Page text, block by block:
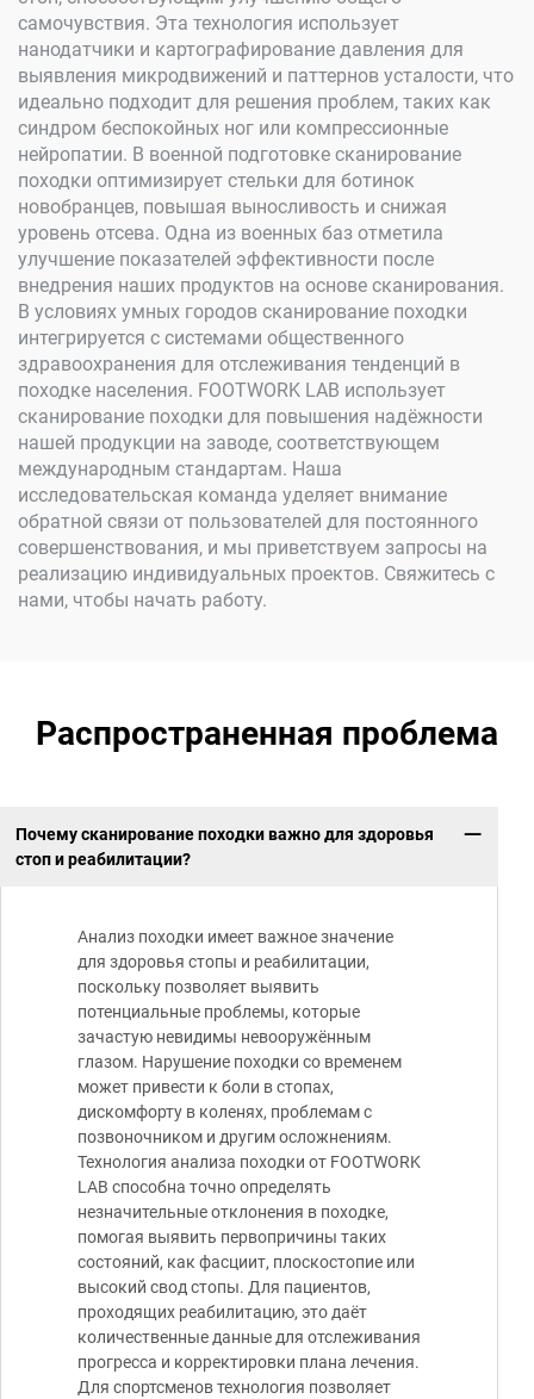
самочувствия. Эта технология использует
нанодатчики и картографирование давления для
выявления микродвижений и паттернов усталости, что
идеально подходит для решения проблем, таких как
синдром беспокойных ног или компрессионные
нейропатии. В военной подготовке сканирование
походки оптимизирует стельки для ботинок
новобранцев, повышая выносливость и снижая
уровень отсева. Одна из военных баз отметила
улучшение показателей эффективности после
внедрения наших продуктов на основе сканирования.
В условиях умных городов сканирование походки
интегрируется с системами общественного
здравоохранения для отслеживания тенденций в
походке населения. FOOTWORK LAB использует
сканирование походки для повышения надёжности
нашей продукции на заводе, соответствующем
международным стандартам. Наша
исследовательская команда уделяет внимание
обратной связи от пользователей для постоянного
совершенствования, и мы приветствуем запросы на
реализацию индивидуальных проектов. Свяжитесь с
нами, чтобы начать работу.
Распространенная проблема
Почему сканирование походки важно для здоровья
стоп и реабилитации?
Анализ походки имеет важное значение
для здоровья стопы и реабилитации,
поскольку позволяет выявить
потенциальные проблемы, которые
зачастую невидимы невооружённым
глазом. Нарушение походки со временем
может привести к боли в стопах,
дискомфорту в коленях, проблемам с
позвоночником и другим осложнениям.
Технология анализа походки от FOOTWORK
LAB способна точно определять
незначительные отклонения в походке,
помогая выявить первопричины таких
состояний, как фасциит, плоскостопие или
высокий свод стопы. Для пациентов,
проходящих реабилитацию, это даёт
количественные данные для отслеживания
прогресса и корректировки плана лечения.
Для спортсменов технология позволяет